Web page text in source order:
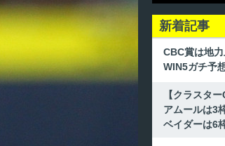
新着記事
CBC賞は地
WIN5ガチ予
【クラスタ
アムールは3
ベイダーは6